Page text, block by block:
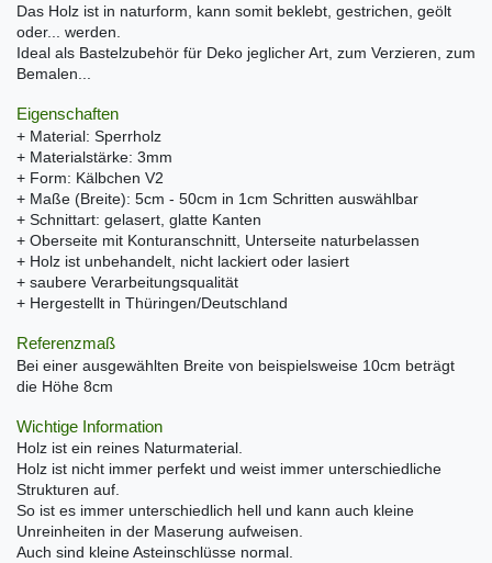
Das Holz ist in naturform, kann somit beklebt, gestrichen, geölt
oder... werden.
Ideal als Bastelzubehör für Deko jeglicher Art, zum Verzieren, zum
Bemalen...
Eigenschaften
+ Material: Sperrholz
+ Materialstärke: 3mm
+ Form: Kälbchen V2
+ Maße (Breite): 5cm - 50cm in 1cm Schritten auswählbar
+ Schnittart: gelasert, glatte Kanten
+ Oberseite mit Konturanschnitt, Unterseite naturbelassen
+ Holz ist unbehandelt, nicht lackiert oder lasiert
+ saubere Verarbeitungsqualität
+ Hergestellt in Thüringen/Deutschland
Referenzmaß
Bei einer ausgewählten Breite von beispielsweise 10cm beträgt
die Höhe 8cm
Wichtige Information
Holz ist ein reines Naturmaterial.
Holz ist nicht immer perfekt und weist immer unterschiedliche
Strukturen auf.
So ist es immer unterschiedlich hell und kann auch kleine
Unreinheiten in der Maserung aufweisen.
Auch sind kleine Asteinschlüsse normal.